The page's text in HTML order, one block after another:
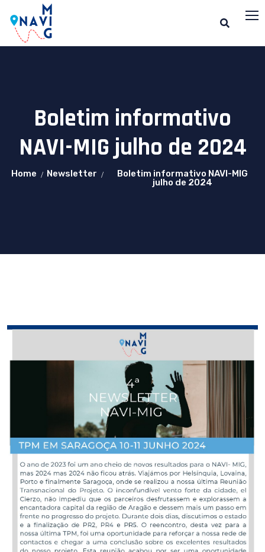
Boletim informativo
NAVI-MIG julho de 2024
Home Newsletter
Boletim informativo NAVI-MIG
julho de 2024